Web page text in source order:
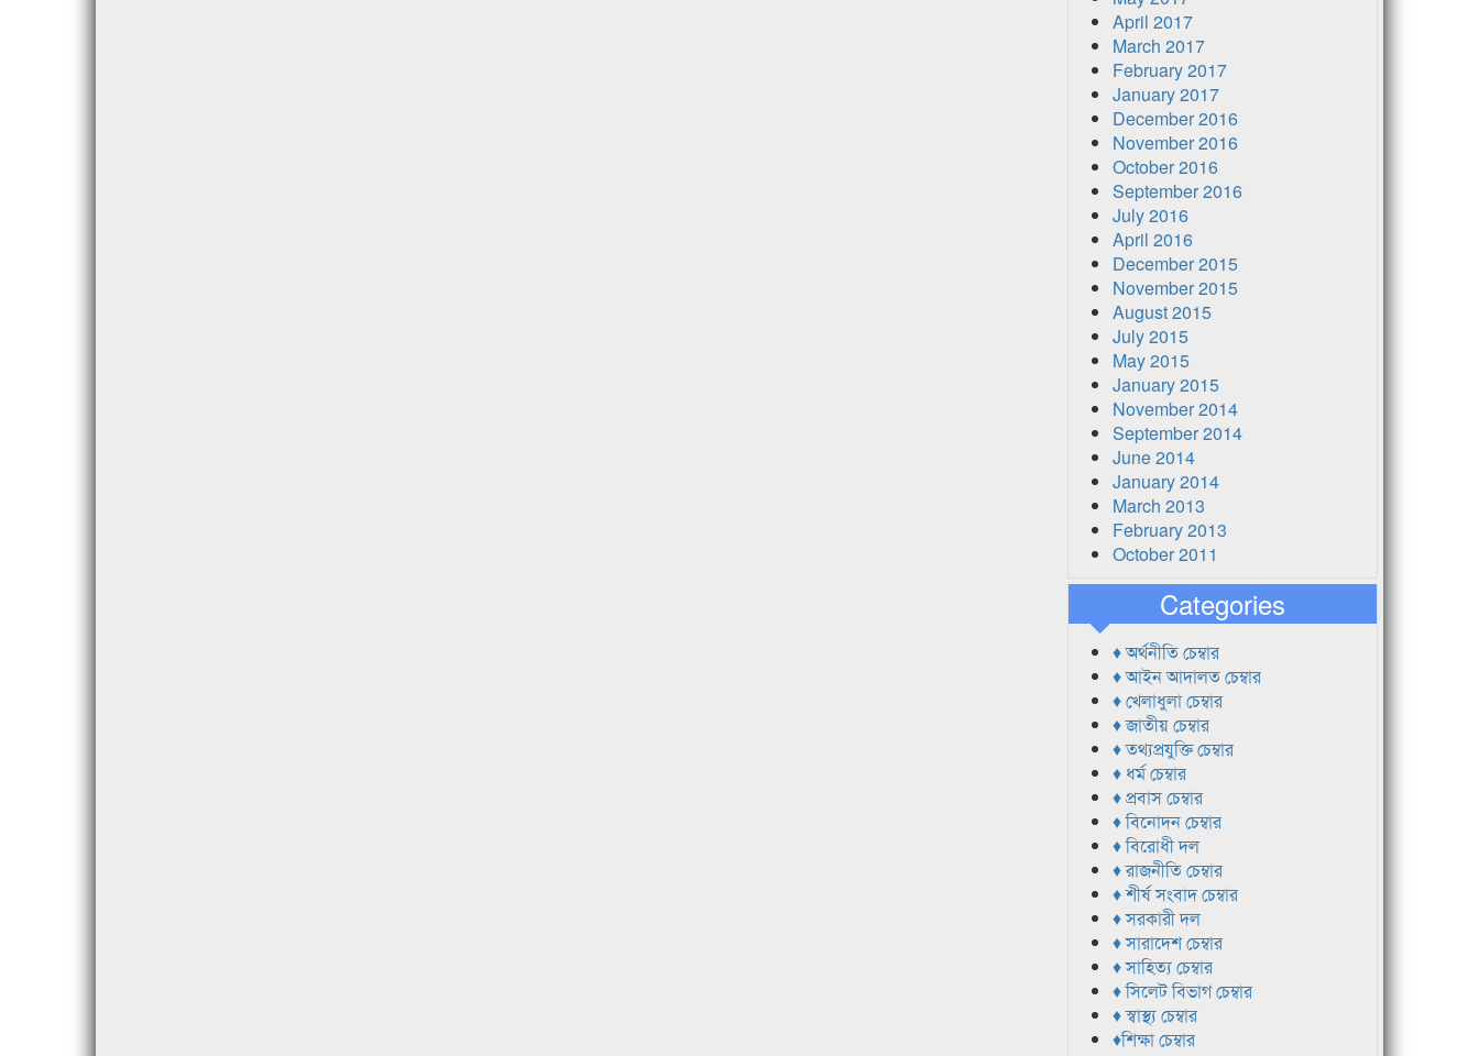
April 2017
March 2017
February 2017
January 2017
December 2016
November 2016
October 2016
September 2016
July 2016
April 2016
December 2015
November 2015
August 2015
July 2015
May 2015
January 2015
November 2014
September 2014
June 2014
January 2014
March 2013
February 2013
October 2011
Categories
♦ অর্থনীতি চেম্বার
♦ আইন আদালত চেম্বার
♦ খেলাধুলা চেম্বার
♦ জাতীয় চেম্বার
♦ তথ্যপ্রযুক্তি চেম্বার
♦ ধর্ম চেম্বার
♦ প্রবাস চেম্বার
♦ বিনোদন চেম্বার
♦ বিরোধী দল
♦ রাজনীতি চেম্বার
♦ শীর্ষ সংবাদ চেম্বার
♦ সরকারী দল
♦ সারাদেশ চেম্বার
♦ সাহিত্য চেম্বার
♦ সিলেট বিভাগ চেম্বার
♦ স্বাস্থ্য চেম্বার
♦শিক্ষা চেম্বার